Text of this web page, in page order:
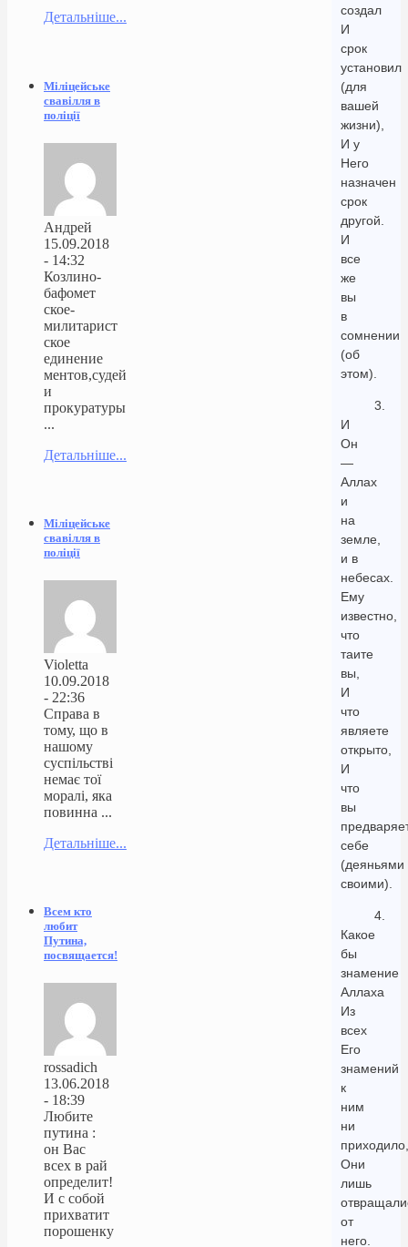
создал
И
срок
установил
(для
вашей
жизни),
И у
Него
назначен
срок
другой.
И
все
же
вы
в
сомнении
(об
этом).
3.
И
Он
—
Аллах
и
на
земле,
и в
небесах.
Ему
известно,
что
таите
вы,
И
что
являете
открыто,
И
что
вы
себе
(деяньями
своими).
4.
Какое
бы
знамение
Аллаха
Из
всех
Его
знамений
к
ним
ни
приходило,
Они
лишь
от
него.
Детальніше...
Міліцейське
свавілля в
поліції
Андрей
15.09.2018
- 14:32
Козлино-
бафомет
ское-
милитарист
ское
единение
ментов,судей
и
прокуратуры
...
Детальніше...
Міліцейське
свавілля в
поліції
Violetta
10.09.2018
- 22:36
Справа в
тому, що в
нашому
суспільстві
немає тої
моралі, яка
повинна ...
Детальніше...
Всем кто
любит
Путина,
посвящается!
rossadich
13.06.2018
- 18:39
Любите
путина :
он Вас
всех в рай
определит!
И с собой
прихватит
порошенку